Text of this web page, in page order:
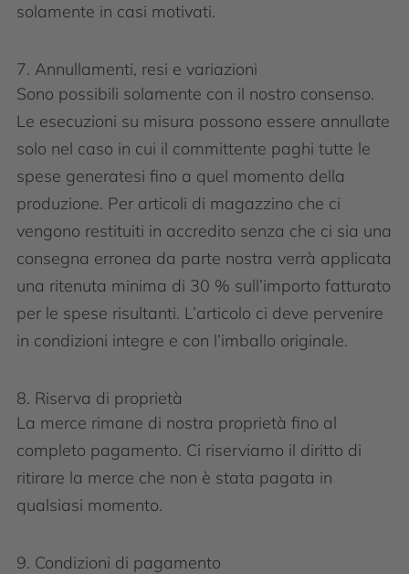
solamente in casi motivati.
7. Annullamenti, resi e variazioni
Sono possibili solamente con il nostro consenso.
Le esecuzioni su misura possono essere annullate
solo nel caso in cui il committente paghi tutte le
spese generatesi fino a quel momento della
produzione. Per articoli di magazzino che ci
vengono restituiti in accredito senza che ci sia una
consegna erronea da parte nostra verrà applicata
una ritenuta minima di 30 % sull’importo fatturato
per le spese risultanti. L’articolo ci deve pervenire
in condizioni integre e con l’imballo originale.
8. Riserva di proprietà
La merce rimane di nostra proprietà fino al
completo pagamento. Ci riserviamo il diritto di
ritirare la merce che non è stata pagata in
qualsiasi momento.
9. Condizioni di pagamento